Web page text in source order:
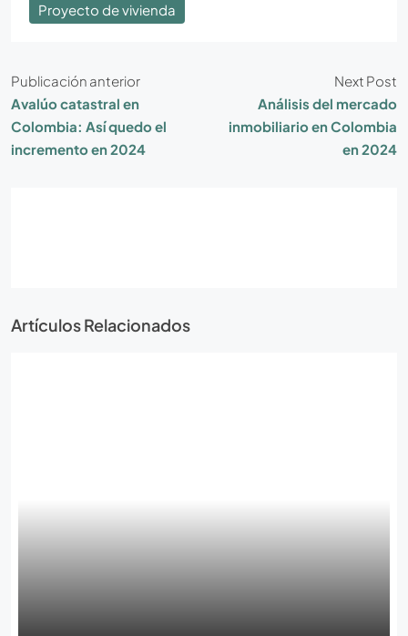
Proyecto de vivienda
Publicación anterior
Avalúo catastral en
Colombia: Así quedo el
incremento en 2024
Next Post
Análisis del mercado
inmobiliario en Colombia
en 2024
Artículos Relacionados